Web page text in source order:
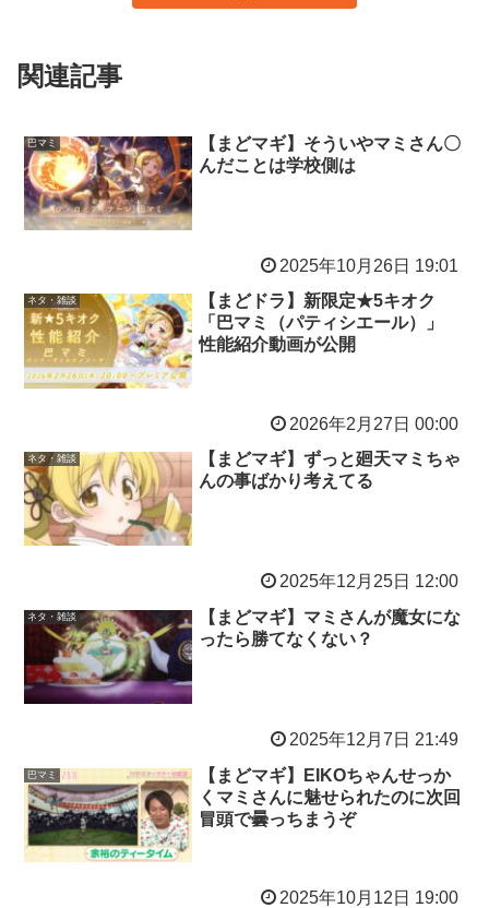
関連記事
巴マミ
【まどマギ】そういやマミさん〇
んだことは学校側は
2025年10月26日 19:01
ネタ・雑談
【まどドラ】新限定★5キオク
「巴マミ（パティシエール）」
性能紹介動画が公開
2026年2月27日 00:00
ネタ・雑談
【まどマギ】ずっと廻天マミちゃ
んの事ばかり考えてる
2025年12月25日 12:00
ネタ・雑談
【まどマギ】マミさんが魔女にな
ったら勝てなくない？
2025年12月7日 21:49
巴マミ
【まどマギ】EIKOちゃんせっか
くマミさんに魅せられたのに次回
冒頭で曇っちまうぞ
2025年10月12日 19:00